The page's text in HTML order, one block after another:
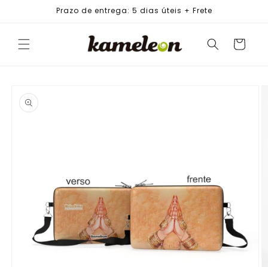
Prazo de entrega: 5 dias úteis + Frete
Carrinho
PRODUTO